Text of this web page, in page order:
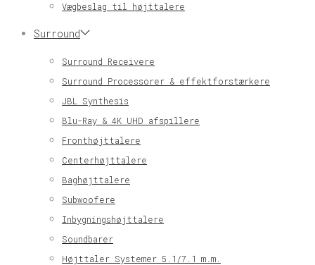
Vægbeslag til højttalere
Surround
Surround Receivere
Surround Processorer & effektforstærkere
JBL Synthesis
Blu-Ray & 4K UHD afspillere
Fronthøjttalere
Centerhøjttalere
Baghøjttalere
Subwoofere
Inbygningshøjttalere
Soundbarer
Højttaler Systemer 5.1/7.1 m.m.